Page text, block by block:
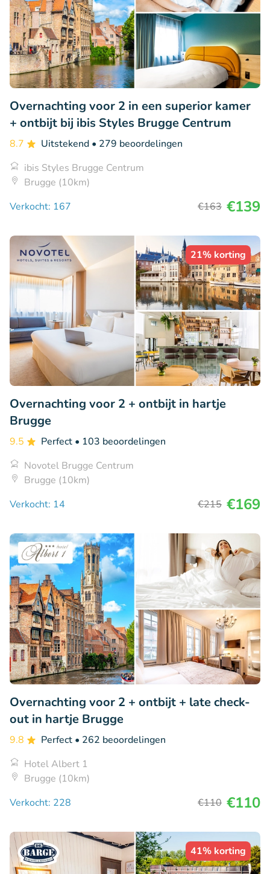
Overnachting voor 2 in een superior kamer
+ ontbijt bij ibis Styles Brugge Centrum
8.7 Uitstekend • 279 beoordelingen
ibis Styles Brugge Centrum
Brugge (10km)
Verkocht: 167
€163 €139
21% korting
Overnachting voor 2 + ontbijt in hartje
Brugge
9.5 Perfect • 103 beoordelingen
Novotel Brugge Centrum
Brugge (10km)
Verkocht: 14
€215 €169
Overnachting voor 2 + ontbijt + late check-
out in hartje Brugge
9.8 Perfect • 262 beoordelingen
Hotel Albert 1
Brugge (10km)
Verkocht: 228
€110 €110
41% korting